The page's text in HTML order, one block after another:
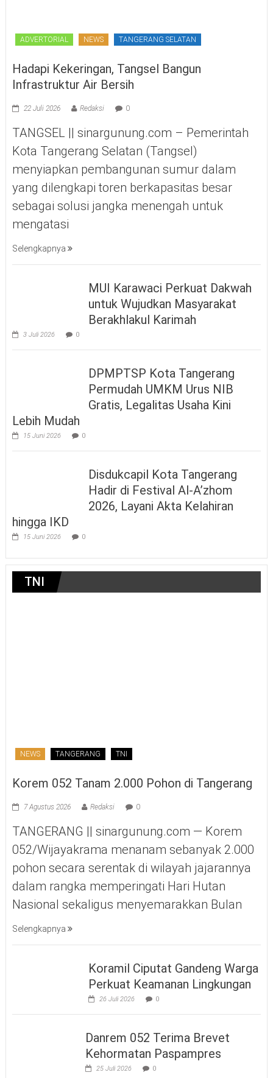
ADVERTORIAL NEWS TANGERANG SELATAN
Hadapi Kekeringan, Tangsel Bangun
Infrastruktur Air Bersih
22 Juli 2026 Redaksi 0
TANGSEL || sinargunung.com – Pemerintah
Kota Tangerang Selatan (Tangsel)
menyiapkan pembangunan sumur dalam
yang dilengkapi toren berkapasitas besar
sebagai solusi jangka menengah untuk
mengatasi
Selengkapnya
MUI Karawaci Perkuat Dakwah
untuk Wujudkan Masyarakat
Berakhlakul Karimah
3 Juli 2026 0
DPMPTSP Kota Tangerang
Permudah UMKM Urus NIB
Gratis, Legalitas Usaha Kini
Lebih Mudah
15 Juni 2026 0
Disdukcapil Kota Tangerang
Hadir di Festival Al-A’zhom
2026, Layani Akta Kelahiran
hingga IKD
15 Juni 2026 0
TNI
NEWS TANGERANG TNI
Korem 052 Tanam 2.000 Pohon di Tangerang
7 Agustus 2026 Redaksi 0
TANGERANG || sinargunung.com — Korem
052/Wijayakrama menanam sebanyak 2.000
pohon secara serentak di wilayah jajarannya
dalam rangka memperingati Hari Hutan
Nasional sekaligus menyemarakkan Bulan
Selengkapnya
Koramil Ciputat Gandeng Warga
Perkuat Keamanan Lingkungan
26 Juli 2026 0
Danrem 052 Terima Brevet
Kehormatan Paspampres
25 Juli 2026 0